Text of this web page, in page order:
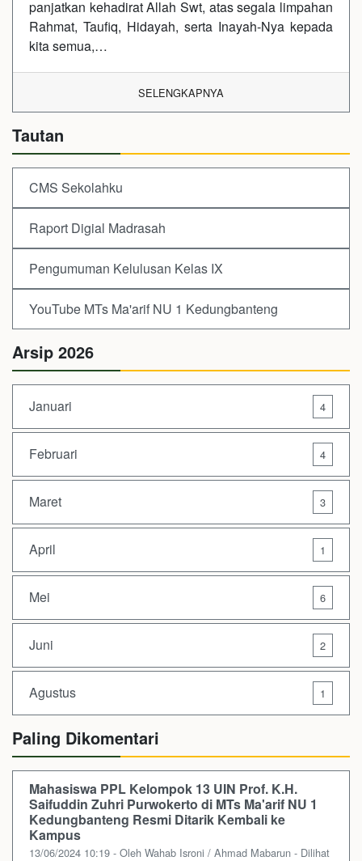
panjatkan kehadirat Allah Swt, atas segala limpahan
Rahmat, Taufiq, Hidayah, serta Inayah-Nya kepada
kita semua,…
SELENGKAPNYA
Tautan
CMS Sekolahku
Raport Digial Madrasah
Pengumuman Kelulusan Kelas IX
YouTube MTs Ma'arif NU 1 Kedungbanteng
Arsip 2026
Januari 4
Februari 4
Maret 3
April 1
Mei 6
Juni 2
Agustus 1
Paling Dikomentari
Mahasiswa PPL Kelompok 13 UIN Prof. K.H.
Saifuddin Zuhri Purwokerto di MTs Ma'arif NU 1
Kedungbanteng Resmi Ditarik Kembali ke
Kampus
13/06/2024 10:19 - Oleh Wahab Isroni / Ahmad Mabarun - Dilihat